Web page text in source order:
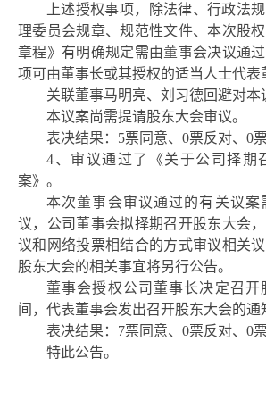
上述授权事项，除法律、行政法
理委员会规章、规范性文件、本次股权
章程》有明确规定需由董事会决议通
项可由董事长或其授权的适当人士代表
关联董事马明亮、刘习德回避对本
本议案尚需提请股东大会审议。
表决结果： 5票同意、0票反对、0票
4、审议通过了《关于公司择期
案》。
本次董事会审议通过的有关议案
议，公司董事会拟择期召开股东大会
议和网络投票相结合的方式审议相关
股东大会的相关事宜将另行公告。
董事会授权公司董事长决定召开
间，代表董事会发出召开股东大会的通
表决结果： 7票同意、0票反对、0票
特此公告。